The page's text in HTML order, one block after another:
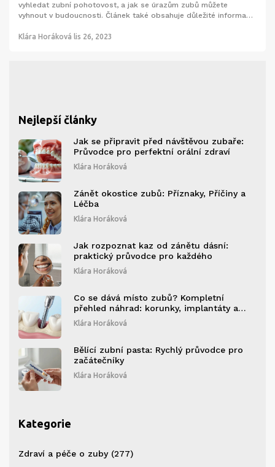
vyhledat zubní pohotovost, a jak se úrazům zubů můžete
vyhnout v budoucnosti. Článek také obsahuje důležité informace
Klára Horáková lis 26, 2023
Nejlepší články
Jak se připravit před návštěvou zubaře:
Průvodce pro perfektní orální zdraví
Klára Horáková
Zánět okostice zubů: Příznaky, Příčiny a
Léčba
Klára Horáková
Jak rozpoznat kaz od zánětu dásní:
praktický průvodce pro každého
Klára Horáková
Co se dává místo zubů? Kompletní
přehled náhrad: korunky, implantáty a
fazety
Klára Horáková
Bělící zubní pasta: Rychlý průvodce pro
začátečníky
Klára Horáková
Kategorie
Zdraví a péče o zuby (277)